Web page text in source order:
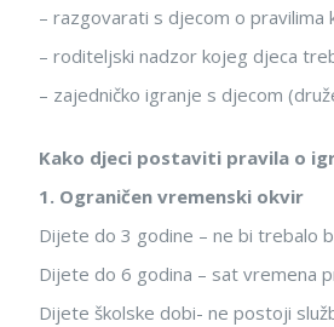
– razgovarati s djecom o pravilima
– roditeljski nadzor kojeg djeca
– zajedničko igranje s djecom
Kako djeci postaviti pravila o
1. Ograničen vremenski okvir
Dijete do 3 godine – ne bi trebalo
Dijete do 6 godina – sat vremena
Dijete školske dobi- ne postoji